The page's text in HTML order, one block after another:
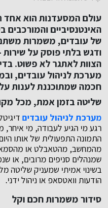
עולם המסעדנות הוא אחד
האינטנסיביים והמורכבים
של עובדים, משמרות
ודגש בלתי פוסק על שירות
הצוות לאתגר לא פשוט.
מערכת לניהול עובדים,
חכמה שמתוכננת לענות
שליטה בזמן אמת, מכל
מערכת לניהול עובדים
רגע מי הגיע לעבודה, מי
התמונה התפעולית של אותו
מהמחשב, מהטאבלט או
שמנהלים סניפים מרובים, או
בשינוי אמיתי שמעניק שליטה
הודעות וואטסאפ או ניהול ידני.
סידור משמרות חכם וקל